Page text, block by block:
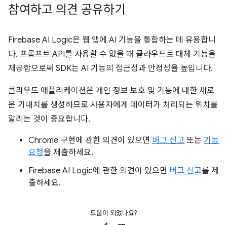
참여하고 의견 공유하기
Firebase AI Logic은 웹 앱에 AI 기능을 통합하는 데 유용합니
다. 프롬프트 API를 사용할 수 없을 때 클라우드로 대체 기능을
제공함으로써 SDK는 AI 기능의 접근성과 안정성을 높입니다.
클라우드 애플리케이션은 개인 정보 보호 및 기능에 대한 새로
운 기대치를 생성하므로 사용자에게 데이터가 처리되는 위치를
알리는 것이 중요합니다.
Chrome 구현에 관한 의견이 있으면 버그 신고 또는 기능
요청을 제출하세요.
Firebase AI Logic에 관한 의견이 있으면 버그 신고를 제
출하세요.
도움이 되었나요?